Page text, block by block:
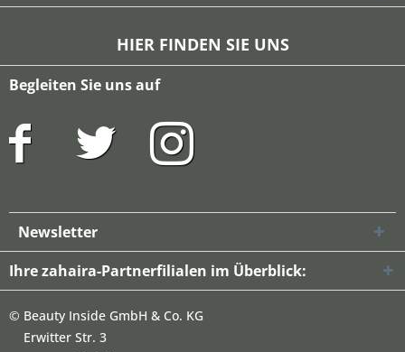
HIER FINDEN SIE UNS
Begleiten Sie uns auf
Newsletter
Ihre zahaira-Partnerfilialen im Überblick:
© Beauty Inside GmbH & Co. KG
Erwitter Str. 3